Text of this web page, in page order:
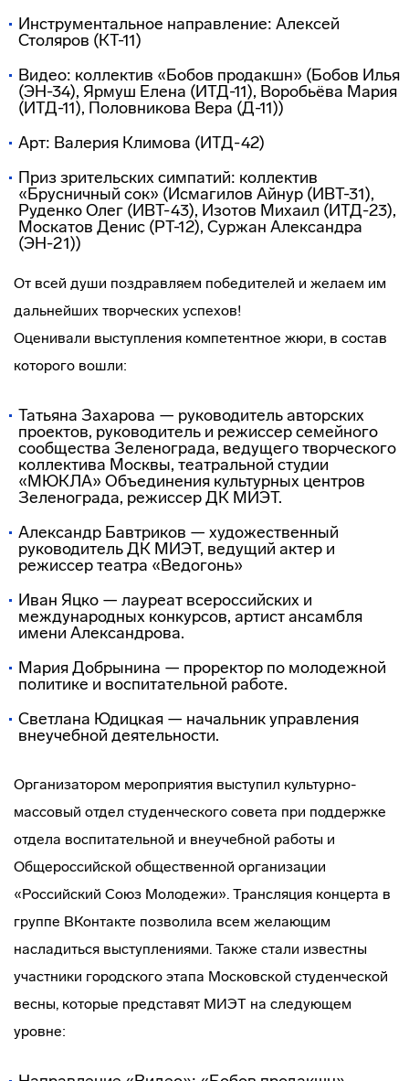
Инструментальное направление: Алексей
Столяров (КТ-11)
Видео: коллектив «Бобов продакшн» (Бобов Илья
(ЭН-34), Ярмуш Елена (ИТД-11), Воробьёва Мария
(ИТД-11), Половникова Вера (Д-11))
Арт: Валерия Климова (ИТД-42)
Приз зрительских симпатий: коллектив
«Брусничный сок» (Исмагилов Айнур (ИВТ-31),
Руденко Олег (ИВТ-43), Изотов Михаил (ИТД-23),
Москатов Денис (РТ-12), Суржан Александра
(ЭН-21))
От всей души поздравляем победителей и желаем им
дальнейших творческих успехов!
Оценивали выступления компетентное жюри, в состав
которого вошли:
Татьяна Захарова — руководитель авторских
проектов, руководитель и режиссер семейного
сообщества Зеленограда, ведущего творческого
коллектива Москвы, театральной студии
«МЮКЛА» Объединения культурных центров
Зеленограда, режиссер ДК МИЭТ.
Александр Бавтриков — художественный
руководитель ДК МИЭТ, ведущий актер и
режиссер театра «Ведогонь»
Иван Яцко — лауреат всероссийских и
международных конкурсов, артист ансамбля
имени Александрова.
Мария Добрынина — проректор по молодежной
политике и воспитательной работе.
Светлана Юдицкая — начальник управления
внеучебной деятельности.
Организатором мероприятия выступил культурно-
массовый отдел студенческого совета при поддержке
отдела воспитательной и внеучебной работы и
Общероссийской общественной организации
«Российский Союз Молодежи». Трансляция концерта в
группе ВКонтакте позволила всем желающим
насладиться выступлениями. Также стали известны
участники городского этапа Московской студенческой
весны, которые представят МИЭТ на следующем
уровне: